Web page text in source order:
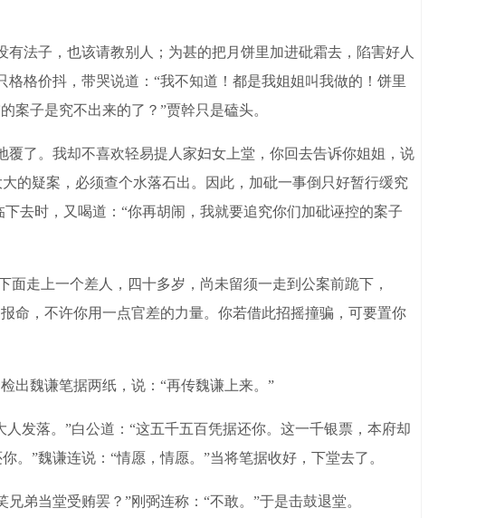
法子，也该请教别人；为甚的把月饼里加进砒霜去，陷害好人
格价抖，带哭说道：“我不知道！都是我姐姐叫我做的！饼里
案子是究不出来的了？”贾幹只是磕头。
了。我却不喜欢轻易提人家妇女上堂，你回去告诉你姐姐，说
的疑案，必须查个水落石出。因此，加砒一事倒只好暂行缓究
去时，又喝道：“你再胡闹，我就要追究你们加砒诬控的案子
走上一个差人，四十多岁，尚未留须一走到公案前跪下，
命，不许你用一点官差的力量。你若借此招摇撞骗，可要置你
魏谦笔据两纸，说：“再传魏谦上来。”
发落。”白公道：“这五千五百凭据还你。这一千银票，本府却
”魏谦连说：“情愿，情愿。”当将笔据收好，下堂去了。
当堂受贿罢？”刚弼连称：“不敢。”于是击鼓退堂。